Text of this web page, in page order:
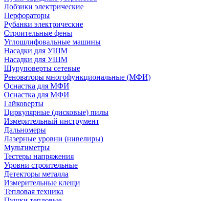
Лобзики электрические
Перфораторы
Рубанки электрические
Строительные фены
Углошлифовальные машины
Насадки для УШМ
Насадки для УШМ
Шуруповерты сетевые
Реноваторы многофункциональные (МФИ)
Оснастка для МФИ
Оснастка для МФИ
Гайковерты
Циркулярные (дисковые) пилы
Измерительный инструмент
Дальномеры
Лазерные уровни (нивелиры)
Мультиметры
Тестеры напряжения
Уровни строительные
Детекторы металла
Измерительные клещи
Тепловая техника